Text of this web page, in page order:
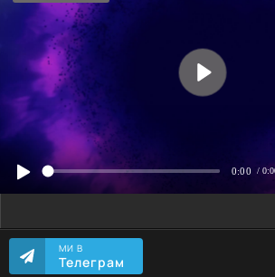
МИ В
Телеграм